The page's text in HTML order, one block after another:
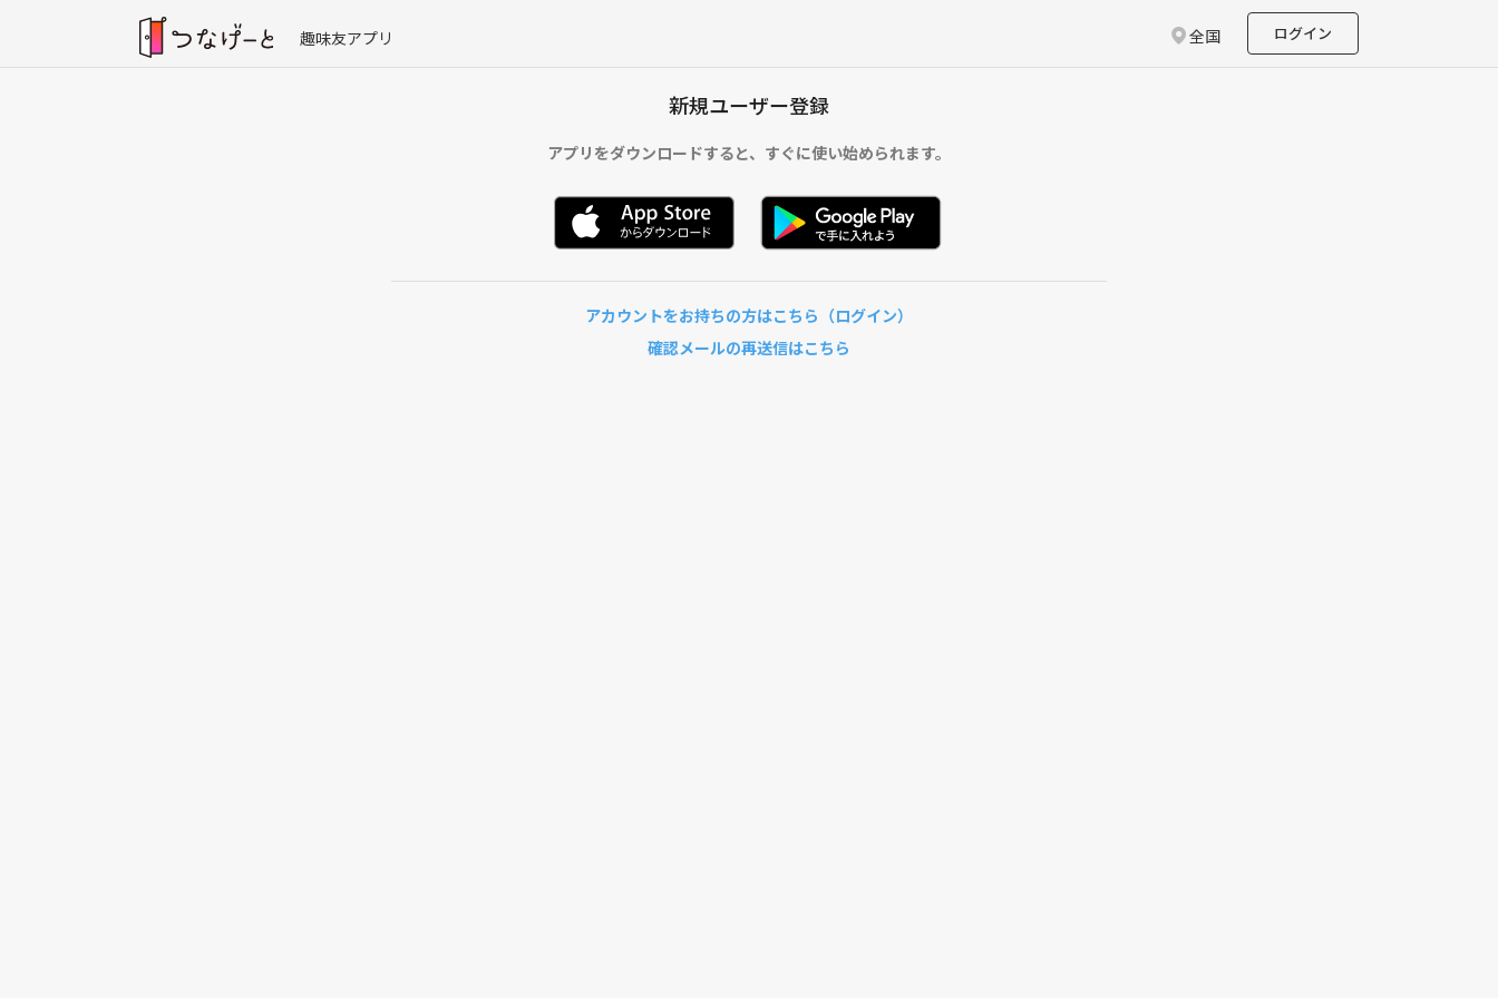
趣味友アプリ 全国 ログイン
新規ユーザー登録
アプリをダウンロードすると、 すぐに使い始められます。
アカウントをお持ちの方はこちら（ログイン）
確認メールの再送信はこちら